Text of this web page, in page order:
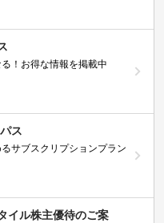
！お得な情報を掲載中
ス
サブスクリプションプラン
イル株主優待のご案